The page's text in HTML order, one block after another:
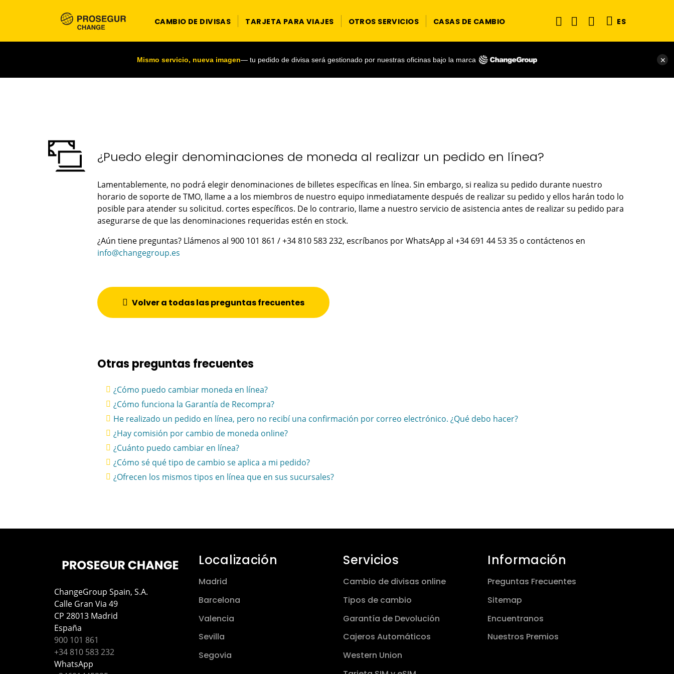
CAMBIO DE DIVISAS TARJETA PARA VIAJES OTROS SERVICIOS CASAS DE CAMBIO ES
Mismo servicio, nueva imagen— tu pedido de divisa será gestionado por nuestras oficinas bajo la marca ✕
¿Puedo elegir denominaciones de moneda al realizar un pedido en línea?
Lamentablemente, no podrá elegir denominaciones de billetes específicas en línea. Sin embargo, si realiza su pedido durante nuestro
horario de soporte de TMO, llame a a los miembros de nuestro equipo inmediatamente después de realizar su pedido y ellos harán todo lo
posible para atender su solicitud. cortes específicos. De lo contrario, llame a nuestro servicio de asistencia antes de realizar su pedido para
asegurarse de que las denominaciones requeridas estén en stock.
¿Aún tiene preguntas? Llámenos al 900 101 861 / +34 810 583 232, escríbanos por WhatsApp al +34 691 44 53 35 o contáctenos en
info@changegroup.es
Volver a todas las preguntas frecuentes
Otras preguntas frecuentes
¿Cómo puedo cambiar moneda en línea?
¿Cómo funciona la Garantía de Recompra?
He realizado un pedido en línea, pero no recibí una confirmación por correo electrónico. ¿Qué debo hacer?
¿Hay comisión por cambio de moneda online?
¿Cuánto puedo cambiar en línea?
¿Cómo sé qué tipo de cambio se aplica a mi pedido?
¿Ofrecen los mismos tipos en línea que en sus sucursales?
ChangeGroup Spain, S.A.
Calle Gran Via 49
CP 28013 Madrid
España
900 101 861
+34 810 583 232
WhatsApp
Localización
Madrid
Barcelona
Valencia
Sevilla
Segovia
Servicios
Cambio de divisas online
Tipos de cambio
Garantía de Devolución
Cajeros Automáticos
Western Union
Información
Preguntas Frecuentes
Sitemap
Encuentranos
Nuestros Premios